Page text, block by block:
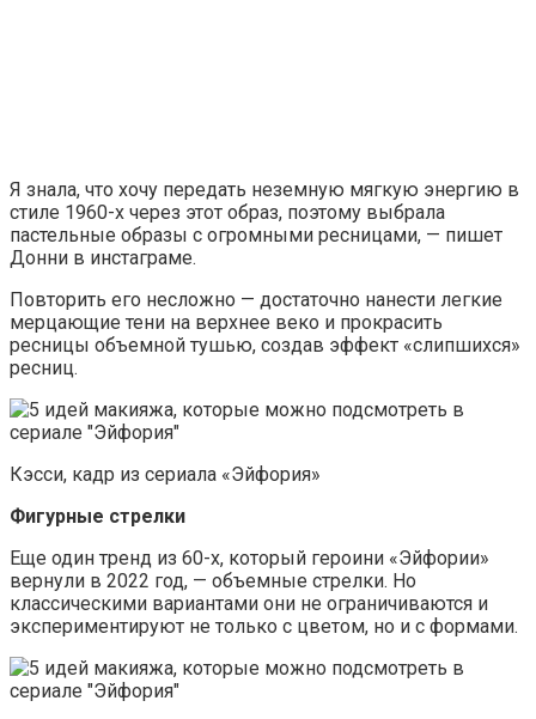
Я знала, что хочу передать неземную мягкую энергию в
стиле 1960-х через этот образ, поэтому выбрала
пастельные образы с огромными ресницами, — пишет
Донни в инстаграме.
Повторить его несложно — достаточно нанести легкие
мерцающие тени на верхнее веко и прокрасить
ресницы объемной тушью, создав эффект «слипшихся»
ресниц.
Кэсси, кадр из сериала «Эйфория»
Фигурные стрелки
Еще один тренд из 60-х, который героини «Эйфории»
вернули в 2022 год, — объемные стрелки. Но
классическими вариантами они не ограничиваются и
экспериментируют не только с цветом, но и с формами.